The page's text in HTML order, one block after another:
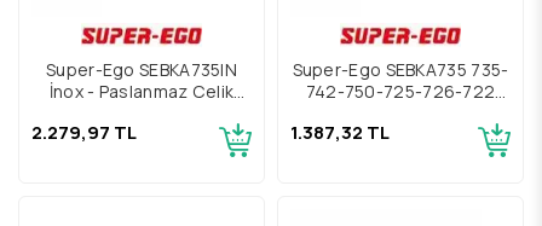
Super-Ego SEBKA735IN
İnox - Paslanmaz Çelik
5 adet
2.279,97 TL
Super-Ego SEBKA735 735-
742-750-725-726-722
Bıçağı, 5 adet
1.387,32 TL